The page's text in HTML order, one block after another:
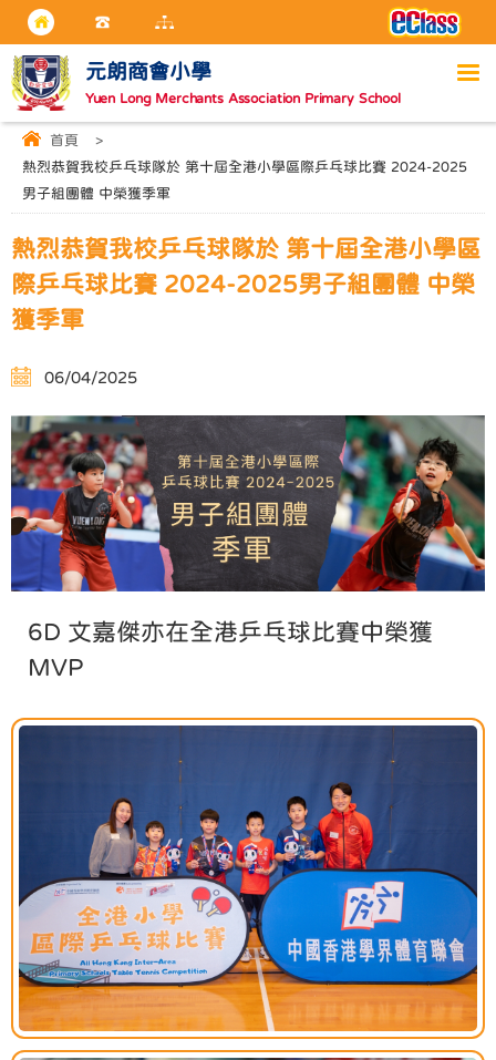
元朗商會小學
Yuen Long Merchants Association Primary School
首頁
>
熱烈恭賀我校乒乓球隊於 第十屆全港小學區際乒乓球比賽 2024-2025
男子組團體 中榮獲季軍
熱烈恭賀我校乒乓球隊於 第十屆全港小學區
際乒乓球比賽 2024-2025男子組團體 中榮
獲季軍
06/04/2025
6D 文嘉傑亦在全港乒乓球比賽中榮獲
MVP